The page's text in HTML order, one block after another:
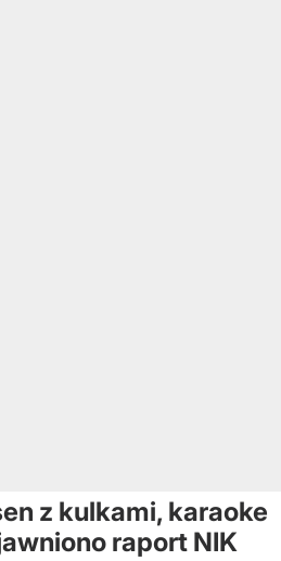
z kulkami, karaoke
raport NIK